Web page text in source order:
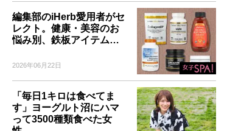
編集部のiHerb愛用者がセ
レクト。健康・美容のお
悩み別、鉄板アイテム…
2026年06月22日
「毎日1キロは食べてま
す」ヨーグルト沼にハマ
って3500種類食べた女